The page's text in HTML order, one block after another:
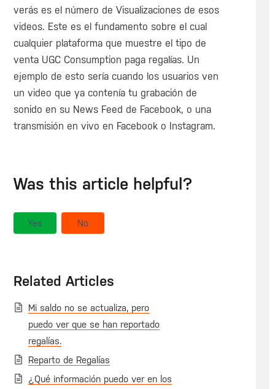
verás es el número de Visualizaciones de esos
videos. Este es el fundamento sobre el cual
cualquier plataforma que muestre el tipo de
venta UGC Consumption paga regalías. Un
ejemplo de esto sería cuando los usuarios ven
un video que ya contenía tu grabación de
sonido en su News Feed de Facebook, o una
transmisión en vivo en Facebook o Instagram.
Was this article helpful?
Yes No
Related Articles
Mi saldo no se actualiza, pero
puedo ver que se han reportado
regalías.
Reparto de Regalías
¿Qué información puedo ver en los